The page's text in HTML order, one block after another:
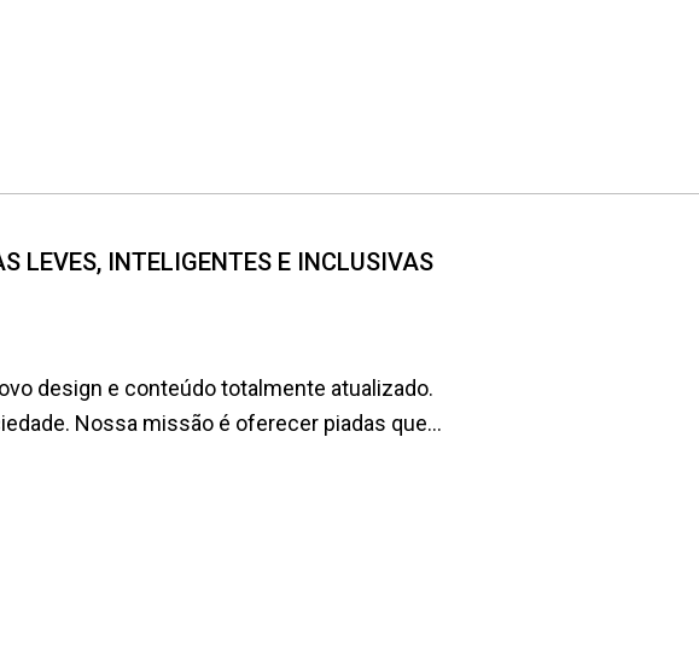
LEVES, INTELIGENTES E INCLUSIVAS
design e conteúdo totalmente atualizado.
Nossa missão é oferecer piadas que...